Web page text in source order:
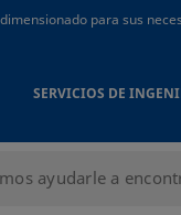
para sus
SERVICIOS DE